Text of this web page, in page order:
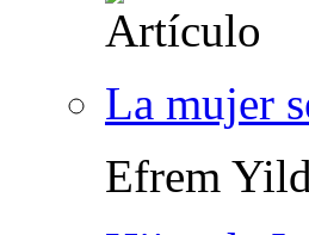
La mujer
Efrem